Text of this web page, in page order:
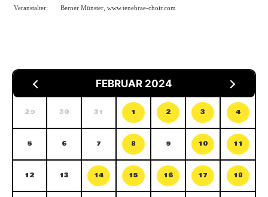
Veranstalter:
Berner Münster, www.tenebrae-choir.com
FEBRUAR 2024
29 30 31 1 2 3 4
5 6 7 8 9 10 11
12 13 14 15 16 17 18